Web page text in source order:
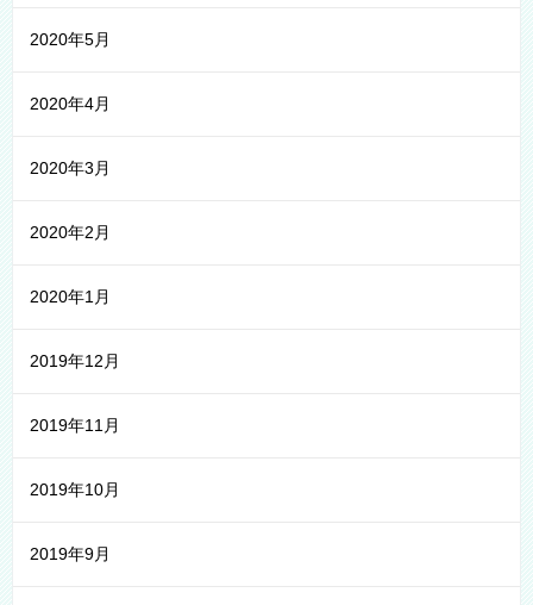
2020年5月
2020年4月
2020年3月
2020年2月
2020年1月
2019年12月
2019年11月
2019年10月
2019年9月